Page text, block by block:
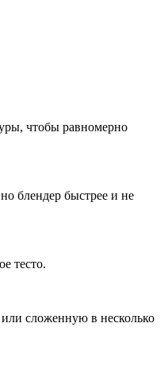
чтобы равномерно
блендер быстрее и не
тесто.
сложенную в несколько